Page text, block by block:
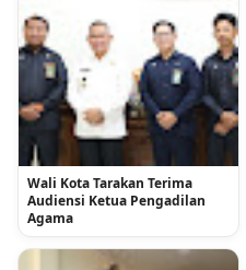
Wali Kota Tarakan Terima
Audiensi Ketua Pengadilan
Agama